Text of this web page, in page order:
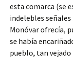
esta comarca (se
indelebles
Monóvar ofrecía,
se había
pueblo, tan